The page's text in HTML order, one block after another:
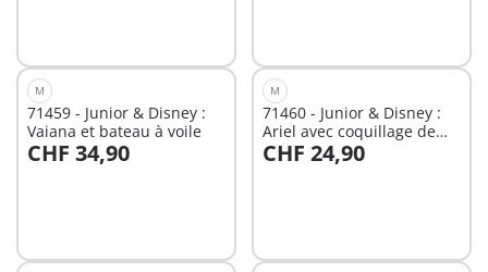
M
71459 - Junior & Disney :
Vaiana et bateau à voile
CHF 34,90
Au panier
M
71460 - Junior & Disney :
Ariel avec coquillage de
bain
CHF 24,90
Au panier